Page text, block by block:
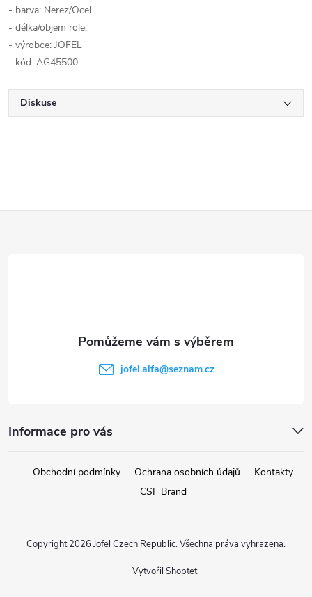
- barva: Nerez/Ocel
- délka/objem role:
- výrobce: JOFEL
- kód: AG45500
Diskuse
Informace pro vás
jofel.alfa@seznam.cz
Obchodní podmínky Ochrana osobních údajů
Kontakty
CSF Brand
Vytvořil Shoptet
Copyright 2026 Jofel Czech Republic. Všechna práva vyhrazena.